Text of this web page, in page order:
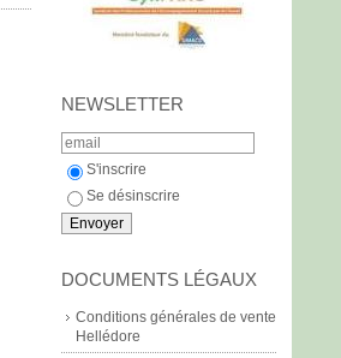
NEWSLETTER
S'inscrire
Se désinscrire
DOCUMENTS LÉGAUX
Conditions générales de vente
Hellédore